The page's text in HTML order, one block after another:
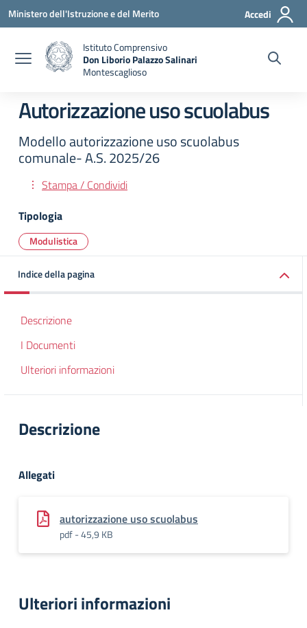
Vai ai contenuti
Vai al menu di navigazione
Vai al footer
Ministero dell'Istruzione e del Merito Accedi
Istituto Comprensivo
Don Liborio Palazzo Salinari
Montescaglioso
Autorizzazione uso scuolabus
Modello autorizzazione uso scuolabus
comunale- A.S. 2025/26
Stampa / Condividi
Tipologia
Modulistica
Indice della pagina
Descrizione
I Documenti
Ulteriori informazioni
Descrizione
Allegati
autorizzazione uso scuolabus
pdf - 45,9 KB
Ulteriori informazioni